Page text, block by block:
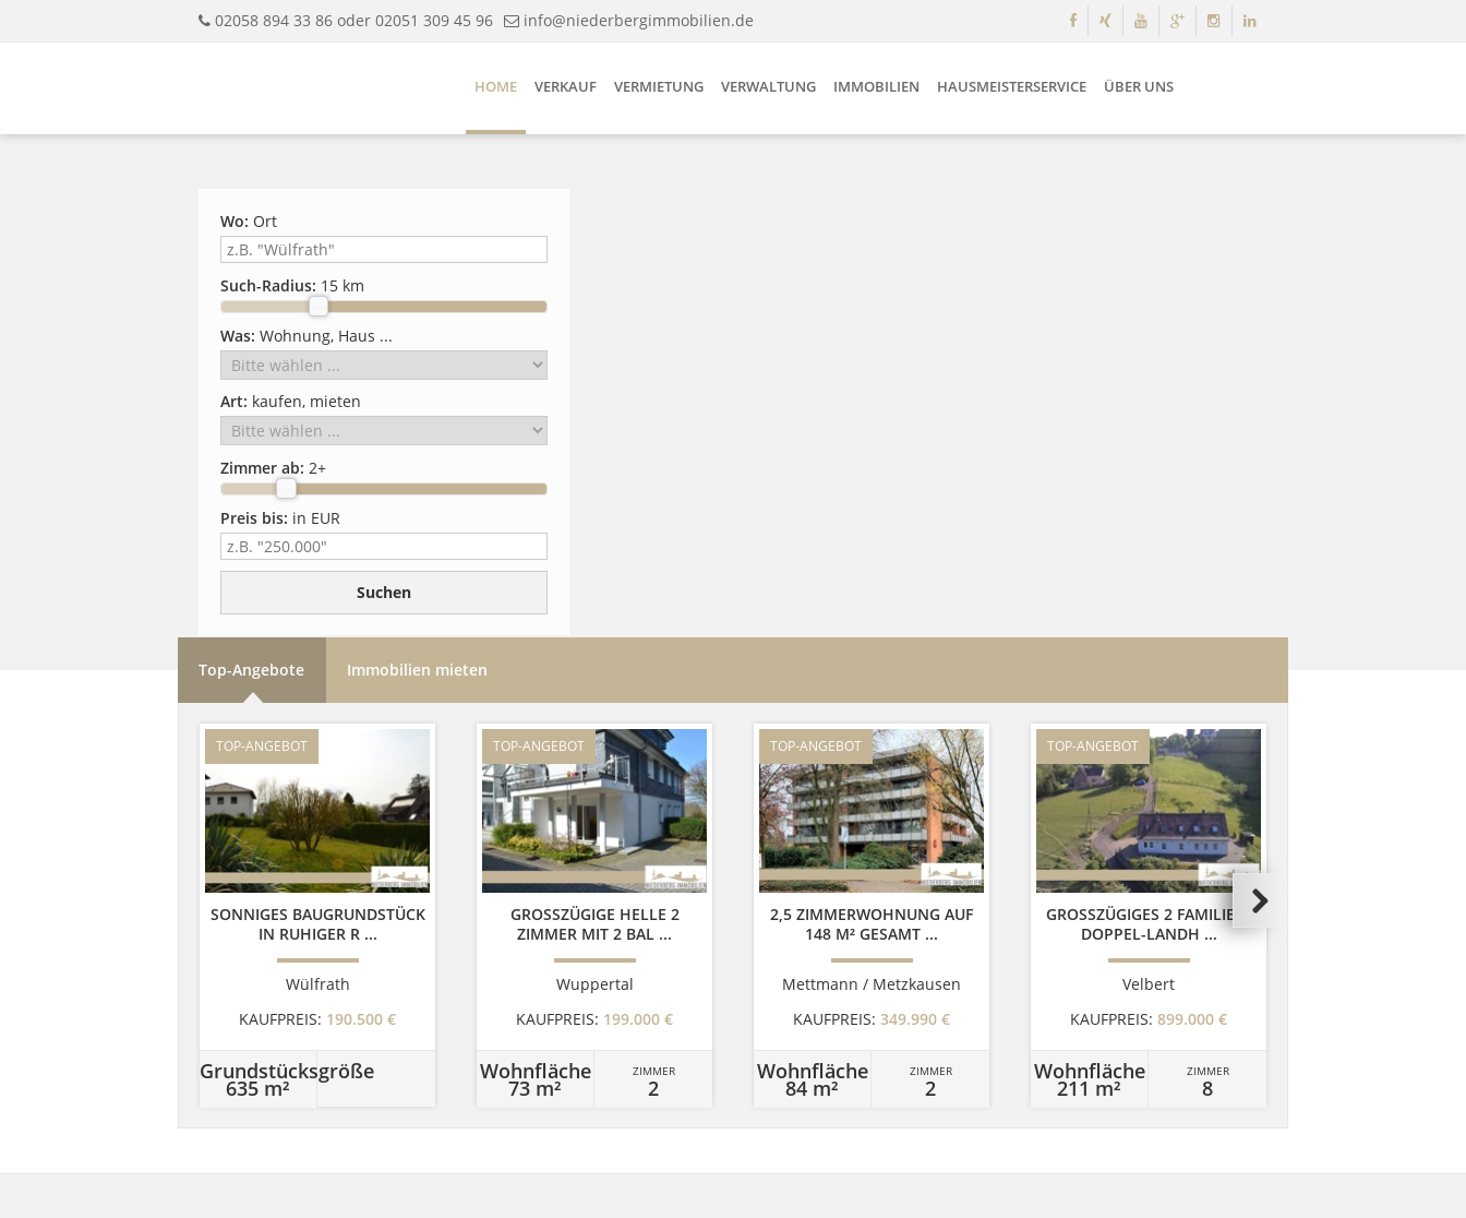
02058 894 33 86 oder 02051 309 45 96 info@niederbergimmobilien.de
HOME VERKAUF VERMIETUNG VERWALTUNG IMMOBILIEN HAUSMEISTERSERVICE ÜBER UNS
Wo: Ort
Such-Radius: 15 km
Was: Wohnung, Haus ...
Art: kaufen, mieten
Zimmer ab: 2+
Preis bis: in EUR
Top-Angebote Immobilien mieten
TOP-ANGEBOT
SONNIGES BAUGRUNDSTÜCK
IN RUHIGER R ...
Wülfrath
KAUFPREIS: 190.500 €
Grundstücksgröße
635 m²
TOP-ANGEBOT
GROSSZÜGIGE HELLE 2 Z
IMMER MIT 2 BAL ...
Wuppertal
KAUFPREIS: 199.000 €
Wohnfläche
73 m²
ZIMMER
2
TOP-ANGEBOT
2,5 ZIMMERWOHNUNG AUF
148 M² GESAMT ...
Mettmann / Metzkausen
KAUFPREIS: 349.990 €
Wohnfläche
84 m²
ZIMMER
2
TOP-ANGEBOT
GROSSZÜGIGES 2 FAMILIEN-D
OPPEL-LANDH ...
Velbert
KAUFPREIS: 899.000 €
Wohnfläche
211 m²
ZIMMER
8